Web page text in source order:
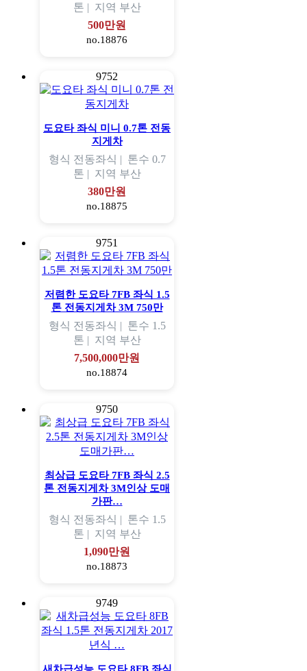
톤 | 지역 부산
500만원
no.18876
9752
도요타 좌식 미니 0.7톤 전동
지게차
형식 전동좌식 | 톤수 0.7
톤 | 지역 부산
380만원
no.18875
9751
저렴한 도요타 7FB 좌식 1.5
톤 전동지게차 3M 750만
형식 전동좌식 | 톤수 1.5
톤 | 지역 부산
7,500,000만원
no.18874
9750
최상급 도요타 7FB 좌식 2.5
톤 전동지게차 3M인상 도매
가판…
형식 전동좌식 | 톤수 1.5
톤 | 지역 부산
1,090만원
no.18873
9749